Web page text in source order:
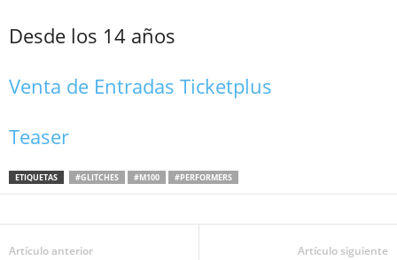
Desde los 14 años
Venta de Entradas Ticketplus
Teaser
ETIQUETAS #GLITCHES #M100 #PERFORMERS
Artículo anterior Artículo siguiente